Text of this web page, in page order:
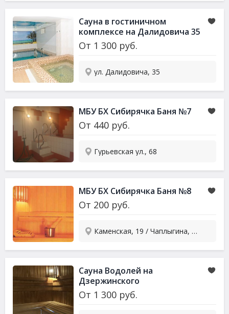
Сауна в гостиничном
комплексе на Далидовича 35
От 1 300 руб.
ул. Далидовича, 35
МБУ БХ Сибирячка Баня №7
От 440 руб.
Гурьевская ул., 68
МБУ БХ Сибирячка Баня №8
От 200 руб.
Каменская, 19 / Чаплыгина, 99
Сауна Водолей на
Дзержинского
От 1 300 руб.